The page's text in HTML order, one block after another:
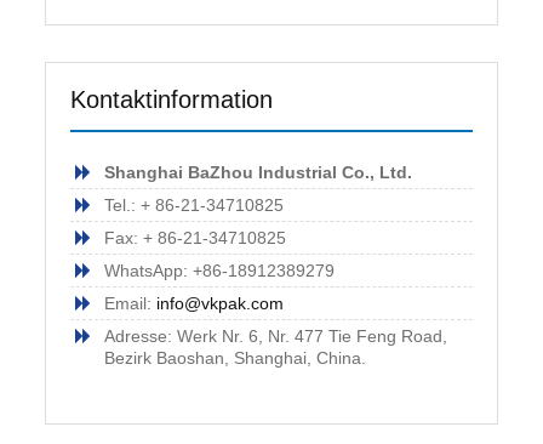
Kontaktinformation
Shanghai BaZhou Industrial Co., Ltd.
Tel.: + 86-21-34710825
Fax: + 86-21-34710825
WhatsApp: +86-18912389279
Email: info@vkpak.com
Adresse: Werk Nr. 6, Nr. 477 Tie Feng Road,
Bezirk Baoshan, Shanghai, China.